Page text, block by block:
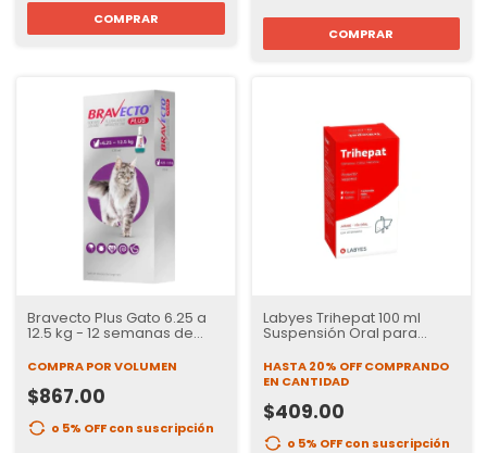
COMPRAR
COMPRAR
Bravecto Plus Gato 6.25 a
12.5 kg - 12 semanas de
proteccion
COMPRA POR VOLUMEN
$867.00
o 5% OFFcon suscripción
Labyes Trihepat 100 ml
Suspensión Oral para
Perros y Gatos
HASTA 20% OFF COMPRANDO
EN CANTIDAD
$409.00
o 5% OFFcon suscripción